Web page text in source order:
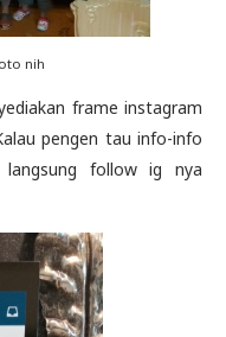
nih
frame instagram
pengen tau info-info
follow ig nya